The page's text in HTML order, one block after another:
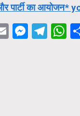
पार्टी का आयोजन*
Email